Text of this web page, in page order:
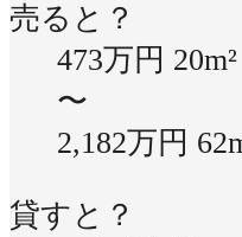
売ると？
473万円 20m²
〜
2,182万円
貸すと？